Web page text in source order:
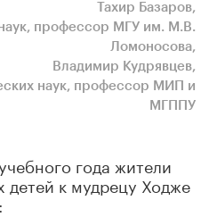
Тахир Базаров,
профессор МГУ им. М.В.
Ломоносова,
Владимир Кудрявцев,
наук, профессор МИП и
МГППУ
года жители
детей к мудрецу Ходже